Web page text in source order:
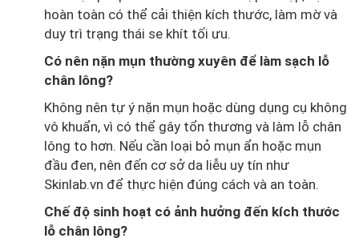
hoàn toàn có thể cải thiện kích thước, làm mờ và
duy trì trạng thái se khít tối ưu.
Có nên nặn mụn thường xuyên để làm sạch lỗ
chân lông?
Không nên tự ý nặn mụn hoặc dùng dụng cụ không
vô khuẩn, vì có thể gây tổn thương và làm lỗ chân
lông to hơn. Nếu cần loại bỏ mụn ẩn hoặc mụn
đầu đen, nên đến cơ sở da liễu uy tín như
Skinlab.vn để thực hiện đúng cách và an toàn.
Chế độ sinh hoạt có ảnh hưởng đến kích thước
lỗ chân lông?